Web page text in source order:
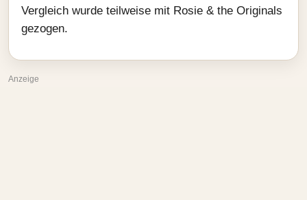
Vergleich wurde teilweise mit Rosie & the Originals
gezogen.
Anzeige